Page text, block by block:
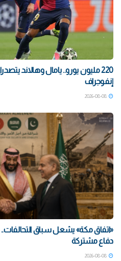
220 مليون يورو.. يامال وهالاند
إنفوجراف
2026-08-08
دفاع مشتركة
2026-08-08